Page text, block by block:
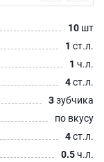
10 шт
1 ст.л.
1 ч.л.
4ст.л.
3зубчика
по вкусу
4ст.л.
0.5ч.л.